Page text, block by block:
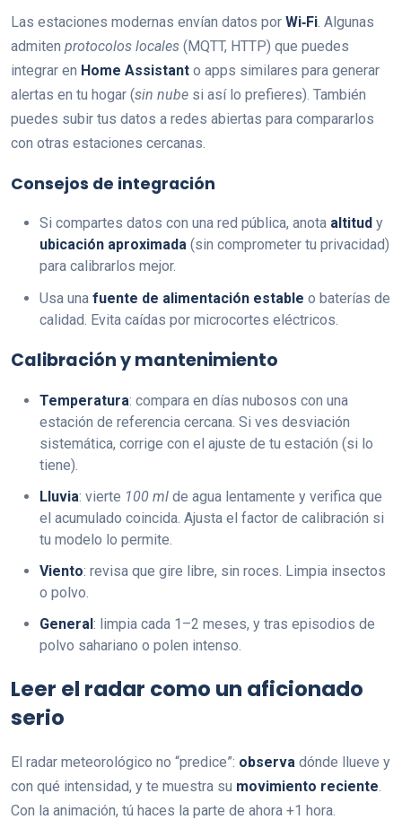
Las estaciones modernas envían datos por Wi‑Fi. Algunas
admiten protocolos locales (MQTT, HTTP) que puedes
integrar en Home Assistant o apps similares para generar
alertas en tu hogar (sin nube si así lo prefieres). También
puedes subir tus datos a redes abiertas para compararlos
con otras estaciones cercanas.
Consejos de integración
Si compartes datos con una red pública, anota altitud y
ubicación aproximada (sin comprometer tu privacidad)
para calibrarlos mejor.
Usa una fuente de alimentación estable o baterías de
calidad. Evita caídas por microcortes eléctricos.
Calibración y mantenimiento
Temperatura: compara en días nubosos con una
estación de referencia cercana. Si ves desviación
sistemática, corrige con el ajuste de tu estación (si lo
tiene).
Lluvia: vierte 100 ml de agua lentamente y verifica que
el acumulado coincida. Ajusta el factor de calibración si
tu modelo lo permite.
Viento: revisa que gire libre, sin roces. Limpia insectos
o polvo.
General: limpia cada 1–2 meses, y tras episodios de
polvo sahariano o polen intenso.
Leer el radar como un aficionado
serio
El radar meteorológico no “predice”: observa dónde llueve y
con qué intensidad, y te muestra su movimiento reciente.
Con la animación, tú haces la parte de ahora +1 hora.